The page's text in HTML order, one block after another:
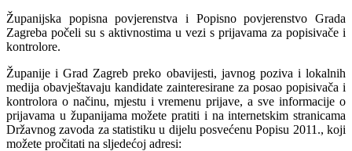
Županijska popisna povjerenstva i Popisno povjerenstvo Grada
Zagreba počeli su s aktivnostima u vezi s prijavama za popisivače i
kontrolore.
Županije i Grad Zagreb preko obavijesti, javnog poziva i lokalnih
medija obavještavaju kandidate zainteresirane za posao popisivača i
kontrolora o načinu, mjestu i vremenu prijave, a sve informacije o
prijavama u županijama možete pratiti i na internetskim stranicama
Državnog zavoda za statistiku u dijelu posvećenu Popisu 2011., koji
možete pročitati na sljedećoj adresi: